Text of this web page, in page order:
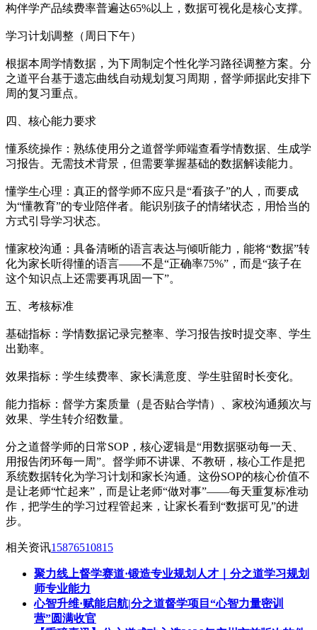
构伴学产品续费率普遍达65%以上，数据可视化是核心支撑。
学习计划调整（周日下午）
根据本周学情数据，为下周制定个性化学习路径调整方案。分
之道平台基于遗忘曲线自动规划复习周期，督学师据此安排下
周的复习重点。
四、核心能力要求
懂系统操作：熟练使用分之道督学师端查看学情数据、生成学
习报告。无需技术背景，但需要掌握基础的数据解读能力。
懂学生心理：真正的督学师不应只是“看孩子”的人，而要成
为“懂教育”的专业陪伴者。能识别孩子的情绪状态，用恰当的
方式引导学习状态。
懂家校沟通：具备清晰的语言表达与倾听能力，能将“数据”转
化为家长听得懂的语言——不是“正确率75%”，而是“孩子在
这个知识点上还需要再巩固一下”。
五、考核标准
基础指标：学情数据记录完整率、学习报告按时提交率、学生
出勤率。
效果指标：学生续费率、家长满意度、学生驻留时长变化。
能力指标：督学方案质量（是否贴合学情）、家校沟通频次与
效果、学生转介绍数量。
分之道督学师的日常SOP，核心逻辑是“用数据驱动每一天、
用报告闭环每一周”。督学师不讲课、不教研，核心工作是把
系统数据转化为学习计划和家长沟通。这份SOP的核心价值不
是让老师“忙起来”，而是让老师“做对事”——每天重复标准动
作，把学生的学习过程管起来，让家长看到“数据可见”的进
步。
相关资讯15876510815
聚力线上督学赛道·锻造专业规划人才｜分之道学习规划
师专业能力
心智升维·赋能启航|分之道督学项目“心智力量密训
营”圆满收官